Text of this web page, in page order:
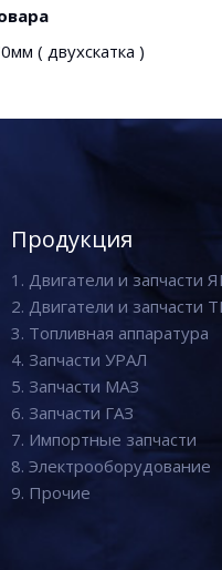
( двухскатка )
Продукция
1. Двигатели и запчасти
2. Двигатели и запчасти
3. Топливная аппаратура
4. Запчасти УРАЛ
5. Запчасти МАЗ
6. Запчасти ГАЗ
7. Импортные запчасти
8. Электрооборудование
9. Прочие